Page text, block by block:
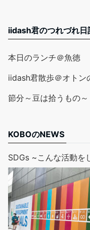
iidash君のつれづれ日
本日のランチ＠魚徳
iidash君散歩＠オトン
節分～豆は拾うもの～
KOBOのNEWS
SDGs ~こんな活動を